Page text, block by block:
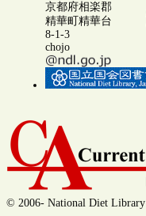
京都府相楽郡
精華町精華台
8-1-3
chojo
© 2006- National Diet Library